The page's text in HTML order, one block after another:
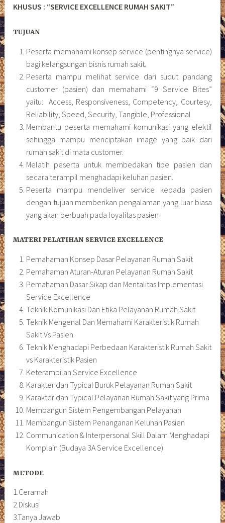
KHUSUS : “SERVICE EXCELLENCE RUMAH SAKIT”
TUJUAN
Peserta memahami konsep service (pentingnya service)
bagi kelangsungan bisnis rumah sakit.
Peserta mampu melihat service dari sudut pandang
customer (pasien) dan memahami “9 Service Bites”
yaitu: Access, Responsiveness, Competency, Courtesy,
Reliability, Speed, Security, Tangible, Professional
Membantu peserta memahami komunikasi yang efektif
sehingga mampu menciptakan image yang baik dari
rumah sakit di mata customer.
Melatih peserta untuk membedakan tipe pasien dan
secara terampil menghadapi keluhan pasien.
Peserta mampu mendeliver service kepada pasien
dengan tujuan memberikan pengalaman yang luar biasa
yang akan berbuah pada loyalitas pasien
MATERI PELATIHAN SERVICE EXCELLENCE
Pemahaman Konsep Dasar Pelayanan Rumah Sakit
Pemahaman Aturan-Aturan Pelayanan Rumah Sakit
Pemahaman Dasar Sikap dan Mentalitas Implementasi
Service Excellence
Teknik Komunikasi Dan Etika Pelayanan Rumah Sakit
Teknik Mengenal Dan Memahami Karakteristik Rumah
Sakit Vs Pasien
Teknik Menghadapi Perbedaan Karakteristik Rumah Sakit
vs Karakteristik Pasien
Keterampilan Service Excellence
Karakter dan Typical Buruk Pelayanan Rumah Sakit
Karakter dan Typical Pelayanan Rumah Sakit yang Prima
Membangun Sistem Pengembangan Pelayanan
Membangun Sistem Penanganan Keluhan Pasien
Communication & Interpersonal Skill Dalam Menghadapi
Komplain (Budaya 3A Service Excellence)
METODE
1.Ceramah
2.Diskusi
3.Tanya Jawab